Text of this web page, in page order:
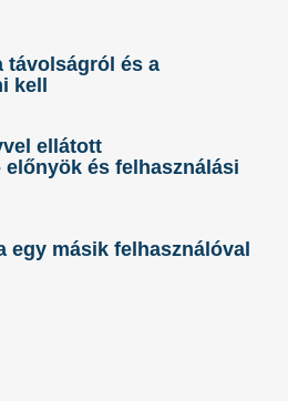
távolságról és a
kell
ellátott
előnyök és felhasználási
egy másik felhasználóval